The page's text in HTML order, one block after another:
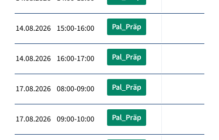
14.08.2026 15:00-16:00 Pal_Präp
14.08.2026 16:00-17:00 Pal_Präp
17.08.2026 08:00-09:00 Pal_Präp
17.08.2026 09:00-10:00 Pal_Präp